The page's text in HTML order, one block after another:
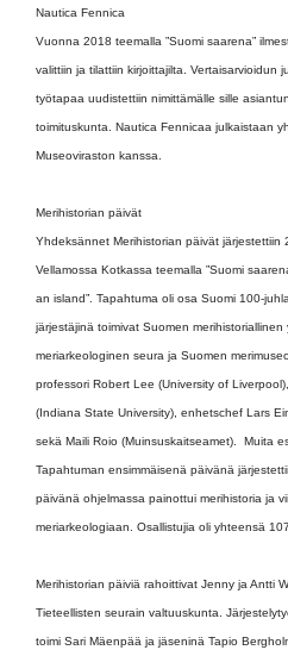
Nautica Fennica
Vuonna 2018 teemalla ”Suomi saarena”
valittiin ja tilattiin kirjoittajilta. Vertaisarvioidun
työtapaa uudistettiin nimittämälle sille
toimituskunta. Nautica Fennicaa julkaistaan
Museoviraston kanssa.
Merihistorian päivät
Yhdeksännet Merihistorian päivät järjestettiin
Vellamossa Kotkassa teemalla ”Suomi
an island”. Tapahtuma oli osa Suomi 100-
järjestäjinä toimivat Suomen merihistoriallinen
meriarkeologinen seura ja Suomen
professori Robert Lee (University of
(Indiana State University), enhetschef Lars
sekä Maili Roio (Muinsuskaitseamet). Muita
Tapahtuman ensimmäisenä päivänä
päivänä ohjelmassa painottui merihistoria ja
meriarkeologiaan. Osallistujia oli yhteensä
Merihistorian päiviä rahoittivat Jenny ja Antti
Tieteellisten seurain valtuuskunta.
toimi Sari Mäenpää ja jäseninä Tapio